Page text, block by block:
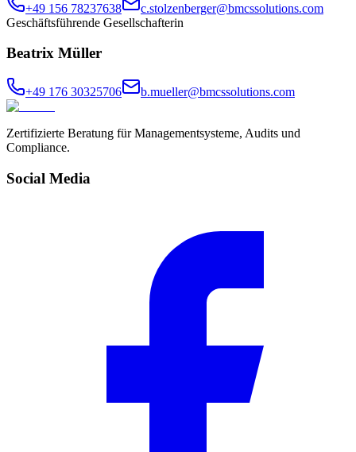
+49 156 78237638
c.stolzenberger@bmcssolutions.com
Geschäftsführende Gesellschafterin
Beatrix Müller
+49 176 30325706 b.mueller@bmcssolutions.com
Zertifizierte Beratung für Managementsysteme, Audits und
Compliance.
Social Media